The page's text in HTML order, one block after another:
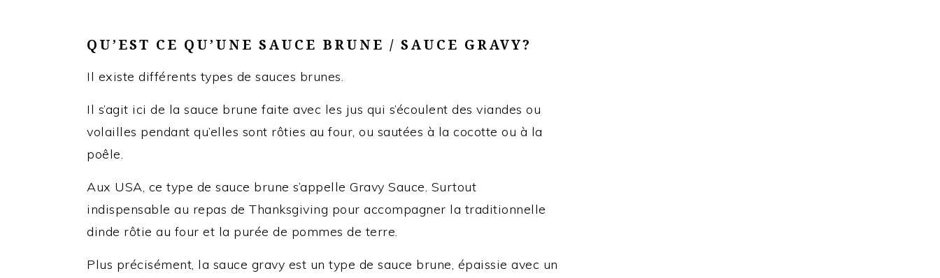
QU’EST CE QU’UNE SAUCE BRUNE / SAUCE GRAVY?
Il existe différents types de sauces brunes.
Il s’agit ici de la sauce brune faite avec les jus qui s’écoulent des viandes ou
volailles pendant qu’elles sont rôties au four, ou sautées à la cocotte ou à la
poêle.
Aux USA, ce type de sauce brune s’appelle Gravy Sauce. Surtout
indispensable au repas de Thanksgiving pour accompagner la traditionnelle
dinde rôtie au four et la purée de pommes de terre.
Plus précisément, la sauce gravy est un type de sauce brune, épaissie avec un